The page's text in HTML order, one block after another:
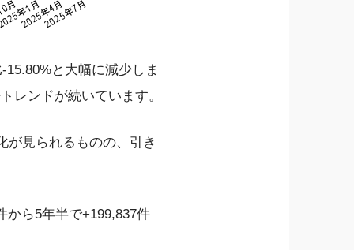
と大幅に減少しま
レンドが続いています。
が見られるものの、引き
から5年半で+199,837件